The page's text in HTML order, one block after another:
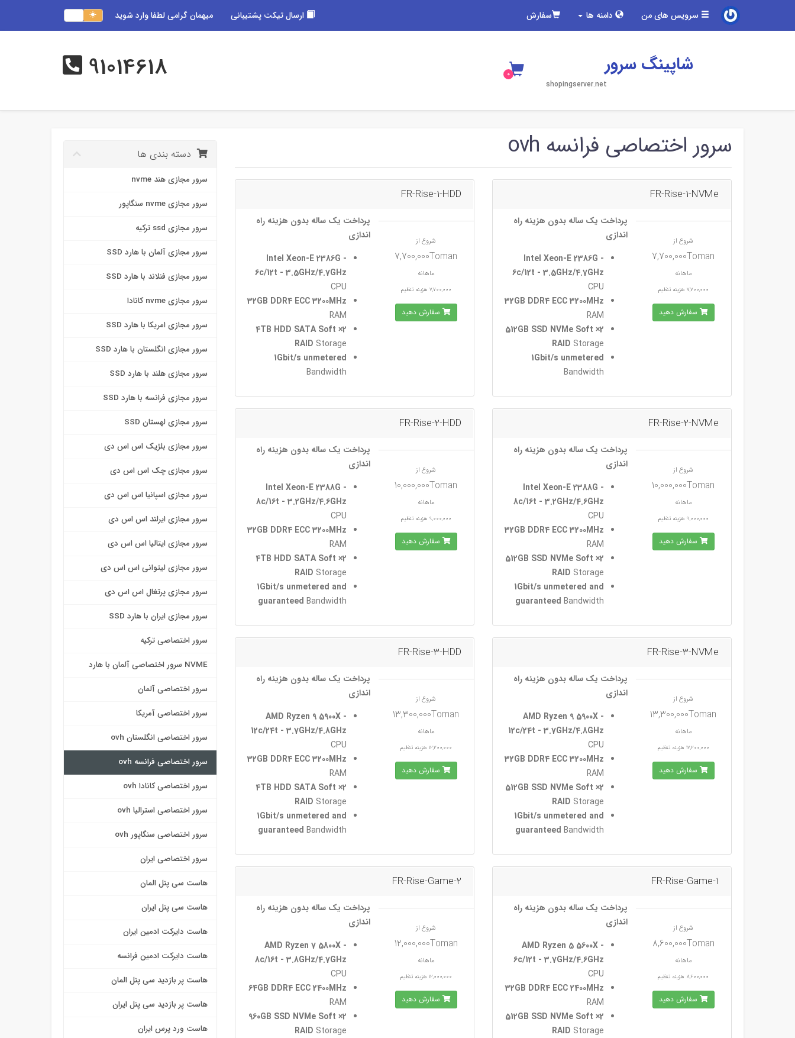
سرویس های من دامنه ها سفارش ارسال تیکت پشتیبانی میهمان گرامی لطفا وارد شوید
شاپینگ سرور
shopingserver.net
91014618
دسته بندی ها
سرور مجازی هند nvme
سرور مجازی nvme سنگاپور
سرور مجازی ssd ترکیه
سرور مجازی آلمان با هارد SSD
سرور مجازی فنلاند با هارد SSD
سرور مجازی nvme کانادا
سرور مجازی امریکا با هارد SSD
سرور مجازی انگلستان با هارد SSD
سرور مجازی هلند با هارد SSD
سرور مجازی فرانسه با هارد SSD
سرور مجازی لهستان SSD
سرور مجازی بلژیک اس اس دی
سرور مجازی چک اس اس دی
سرور مجازی اسپانیا اس اس دی
سرور مجازی ایرلند اس اس دی
سرور مجازی ایتالیا اس اس دی
سرور مجازی لیتوانی اس اس دی
سرور مجازی پرتغال اس اس دی
سرور مجازی ایران با هارد SSD
سرور اختصاصی ترکیه
NVME سرور اختصاصی آلمان با هارد
سرور اختصاصی آلمان
سرور اختصاصی آمریکا
سرور اختصاصی انگلستان ovh
سرور اختصاصی فرانسه ovh
سرور اختصاصی کانادا ovh
سرور اختصاصی استرالیا ovh
سرور اختصاصی سنگاپور ovh
سرور اختصاصی ایران
هاست سی پنل المان
هاست سی پنل ایران
هاست دایرکت ادمین ایران
هاست دایرکت ادمین فرانسه
هاست پر بازدید سی پنل المان
هاست پر بازدید سی پنل ایران
هاست ورد پرس ایران
سرور اختصاصی فرانسه ovh
FR-Rise-1-NVMe
پرداخت یک ساله بدون هزینه راه
اندازی
Intel Xeon-E 2386G -
6c/12t - 3.5GHz/4.7GHz
CPU
32GB DDR4 ECC 3200MHz
RAM
2× 512GB SSD NVMe Soft
RAID Storage
1Gbit/s unmetered
Bandwidth
شروع از
7,700,000Toman
ماهانه
7,700,000 هزینه تنظیم
سفارش دهید
FR-Rise-1-HDD
پرداخت یک ساله بدون هزینه راه
اندازی
Intel Xeon-E 2386G -
6c/12t - 3.5GHz/4.7GHz
CPU
32GB DDR4 ECC 3200MHz
RAM
2× 4TB HDD SATA Soft
RAID Storage
1Gbit/s unmetered
Bandwidth
شروع از
7,700,000Toman
ماهانه
7,700,000 هزینه تنظیم
سفارش دهید
FR-Rise-2-NVMe
پرداخت یک ساله بدون هزینه راه
اندازی
Intel Xeon-E 2388G -
8c/16t - 3.2GHz/4.6GHz
CPU
32GB DDR4 ECC 3200MHz
RAM
2× 512GB SSD NVMe Soft
RAID Storage
1Gbit/s unmetered and
guaranteed Bandwidth
شروع از
10,000,000Toman
ماهانه
9,000,000 هزینه تنظیم
سفارش دهید
FR-Rise-2-HDD
پرداخت یک ساله بدون هزینه راه
اندازی
Intel Xeon-E 2388G -
8c/16t - 3.2GHz/4.6GHz
CPU
32GB DDR4 ECC 3200MHz
RAM
2× 4TB HDD SATA Soft
RAID Storage
1Gbit/s unmetered and
guaranteed Bandwidth
شروع از
10,000,000Toman
ماهانه
9,000,000 هزینه تنظیم
سفارش دهید
FR-Rise-3-NVMe
پرداخت یک ساله بدون هزینه راه
اندازی
AMD Ryzen 9 5900X -
12c/24t - 3.7GHz/4.8GHz
CPU
32GB DDR4 ECC 3200MHz
RAM
2× 512GB SSD NVMe Soft
RAID Storage
1Gbit/s unmetered and
guaranteed Bandwidth
شروع از
13,300,000Toman
ماهانه
12,200,000 هزینه تنظیم
سفارش دهید
FR-Rise-3-HDD
پرداخت یک ساله بدون هزینه راه
اندازی
AMD Ryzen 9 5900X -
12c/24t - 3.7GHz/4.8GHz
CPU
32GB DDR4 ECC 3200MHz
RAM
2× 4TB HDD SATA Soft
RAID Storage
1Gbit/s unmetered and
guaranteed Bandwidth
شروع از
13,300,000Toman
ماهانه
12,200,000 هزینه تنظیم
سفارش دهید
FR-Rise-Game-1
پرداخت یک ساله بدون هزینه راه
اندازی
AMD Ryzen 5 5600X -
6c/12t - 3.7GHz/4.6GHz
CPU
32GB DDR4 ECC 2400MHz
RAM
2× 512GB SSD NVMe Soft
RAID Storage
شروع از
8,600,000Toman
ماهانه
8,600,000 هزینه تنظیم
سفارش دهید
FR-Rise-Game-2
پرداخت یک ساله بدون هزینه راه
اندازی
AMD Ryzen 7 5800X -
8c/16t - 3.8GHz/4.7GHz
CPU
64GB DDR4 ECC 2400MHz
RAM
2× 960GB SSD NVMe Soft
RAID Storage
شروع از
12,000,000Toman
ماهانه
12,000,000 هزینه تنظیم
سفارش دهید